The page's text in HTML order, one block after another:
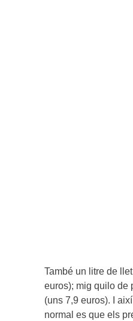
També un litre de
euros); mig quilo de
(uns 7,9 euros). I
normal es que els